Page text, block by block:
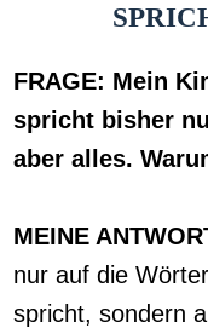
FRAGE: Mein
spricht bisher
aber alles.
MEINE
nur auf die
spricht, sondern